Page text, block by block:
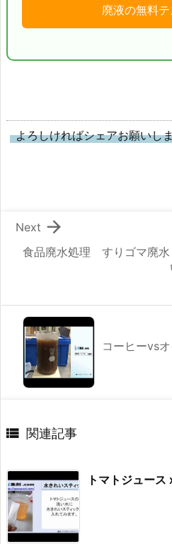
廃液の無料
よろしければシェアお願いし
食品廃水処理 すりゴマ廃

Next
コーヒーvs
 関連記事
トマトジュー